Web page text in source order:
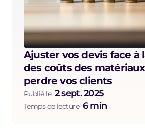
Ajuster vos devis face à
des coûts des
perdre vos clients
Publié le 2 sept. 2025
Temps de lecture 6 min